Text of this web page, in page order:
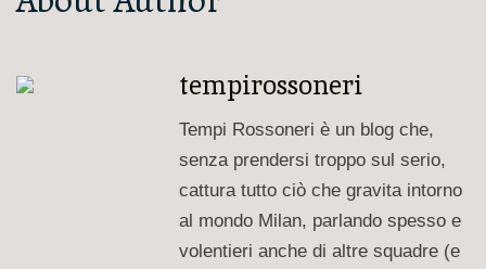
tempirossoneri
Tempi Rossoneri è un blog che,
senza prendersi troppo sul serio,
cattura tutto ciò che gravita intorno
al mondo Milan, parlando spesso e
volentieri anche di altre squadre (e